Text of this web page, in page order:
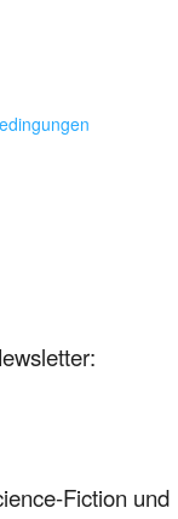
Fiction und